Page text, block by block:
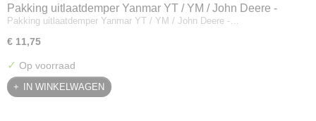
Pakking uitlaatdemper Yanmar YT / YM / John Deere -
128300-13230
Pakking uitlaatdemper Yanmar YT / YM / John Deere -…
€ 11,75
✓ Op voorraad
IN WINKELWAGEN